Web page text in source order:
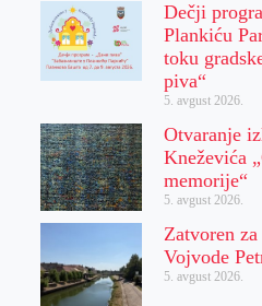
Dečji
Plankiću
toku
piva“
5. avgust 2026.
Otvaranje
Kneževića
memorije“
5. avgust 2026.
Zatvoren
Vojvode
5. avgust 2026.